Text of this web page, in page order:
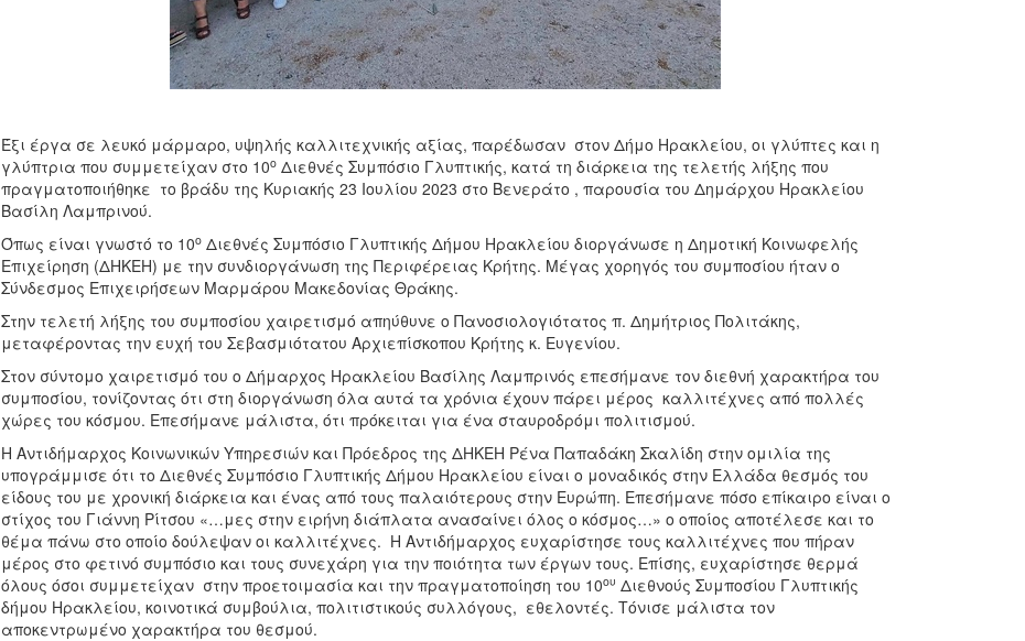
Έξι έργα σε λευκό μάρμαρο, υψηλής καλλιτεχνικής αξίας, παρέδωσαν στον Δήμο Ηρακλείου, οι γλύπτες και η
γλύπτρια που συμμετείχαν στο 10οΔιεθνές Συμπόσιο Γλυπτικής, κατά τη διάρκεια της τελετής λήξης που
πραγματοποιήθηκε το βράδυ της Κυριακής 23 Ιουλίου 2023 στο Βενεράτο , παρουσία του Δημάρχου Ηρακλείου
Βασίλη Λαμπρινού.
Όπως είναι γνωστό το 10οΔιεθνές Συμπόσιο Γλυπτικής Δήμου Ηρακλείου διοργάνωσε η Δημοτική Κοινωφελής
Επιχείρηση (ΔΗΚΕΗ) με την συνδιοργάνωση της Περιφέρειας Κρήτης. Μέγας χορηγός του συμποσίου ήταν ο
Σύνδεσμος Επιχειρήσεων Μαρμάρου Μακεδονίας Θράκης.
Στην τελετή λήξης του συμποσίου χαιρετισμό απηύθυνε ο Πανοσιολογιότατος π. Δημήτριος Πολιτάκης,
μεταφέροντας την ευχή του Σεβασμιότατου Αρχιεπίσκοπου Κρήτης κ. Ευγενίου.
Στον σύντομο χαιρετισμό του ο Δήμαρχος Ηρακλείου Βασίλης Λαμπρινός επεσήμανε τον διεθνή χαρακτήρα του
συμποσίου, τονίζοντας ότι στη διοργάνωση όλα αυτά τα χρόνια έχουν πάρει μέρος καλλιτέχνες από πολλές
χώρες του κόσμου. Επεσήμανε μάλιστα, ότι πρόκειται για ένα σταυροδρόμι πολιτισμού.
Η Αντιδήμαρχος Κοινωνικών Υπηρεσιών και Πρόεδρος της ΔΗΚΕΗ Ρένα Παπαδάκη Σκαλίδη στην ομιλία της
υπογράμμισε ότι το Διεθνές Συμπόσιο Γλυπτικής Δήμου Ηρακλείου είναι ο μοναδικός στην Ελλάδα θεσμός του
είδους του με χρονική διάρκεια και ένας από τους παλαιότερους στην Ευρώπη. Επεσήμανε πόσο επίκαιρο είναι ο
στίχος του Γιάννη Ρίτσου «…μες στην ειρήνη διάπλατα ανασαίνει όλος ο κόσμος…» ο οποίος αποτέλεσε και το
θέμα πάνω στο οποίο δούλεψαν οι καλλιτέχνες. Η Αντιδήμαρχος ευχαρίστησε τους καλλιτέχνες που πήραν
μέρος στο φετινό συμπόσιο και τους συνεχάρη για την ποιότητα των έργων τους. Επίσης, ευχαρίστησε θερμά
όλους όσοι συμμετείχαν στην προετοιμασία και την πραγματοποίηση του 10ου Διεθνούς Συμποσίου Γλυπτικής
δήμου Ηρακλείου, κοινοτικά συμβούλια, πολιτιστικούς συλλόγους, εθελοντές. Τόνισε μάλιστα τον
αποκεντρωμένο χαρακτήρα του θεσμού.